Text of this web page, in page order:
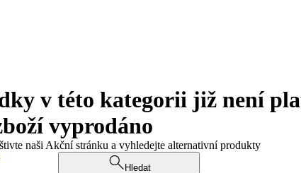
v této kategorii již není
vyprodáno
naši Akční stránku a vyhledejte alternativní produkty
Hledat